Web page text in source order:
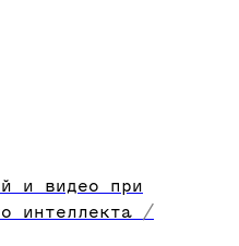
и видео при
интеллекта /